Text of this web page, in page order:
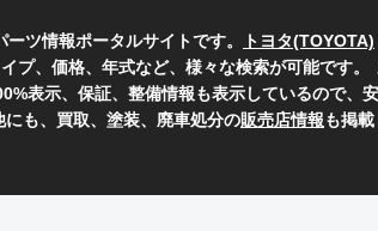
ツ情報ポータルサイトです。 トヨタ(TOYOTA)
プ、価格、年式など、様々な検索が可能です。
表示、保証、整備情報も表示しているので、
も、買取、塗装、廃車処分の販売店情報も掲